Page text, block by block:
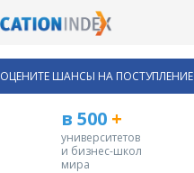
ОЦЕНИТЕ ШАНСЫ НА ПОСТУПЛЕНИЕ
в 500 +
университетов
и бизнес-школ
мира